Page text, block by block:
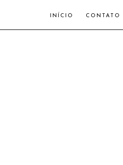
INÍCIO CONTATO